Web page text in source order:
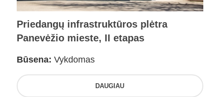
Priedangų infrastruktūros plėtra
Panevėžio mieste, II etapas
Būsena: Vykdomas
DAUGIAU